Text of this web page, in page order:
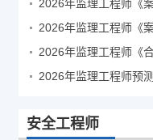
2026年监理工程师预
安全工程师